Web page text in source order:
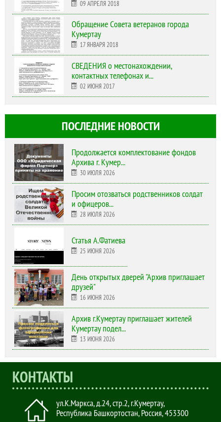
09 АПРЕЛЯ 2018
Обращение Совета ветеранов города
Кумертау
17 ЯНВАРЯ 2018
СВЕДЕНИЯ о местонахождении,
контактных телефонах и...
02 ИЮНЯ 2017
ПОСЛЕДНИЕ НОВОСТИ
Продолжается комплектование фондов
Архива г. Кумер...
30 ИЮЛЯ 2026
Просим отозваться родственников солдат
и офицеров...
28 ИЮЛЯ 2026
Статья А.Фатиева
25 ИЮНЯ 2026
День открытых дверей "Архив приглашает
друзей"
16 ИЮНЯ 2026
Архив г.Кумертау приглашает жителей
Кумертау подел...
13 ИЮНЯ 2026
КОНТАКТЫ
ул.К.Маркса, д.24, стр.2,г.Кумертау,
Республика Башкортостан, Россия,453300